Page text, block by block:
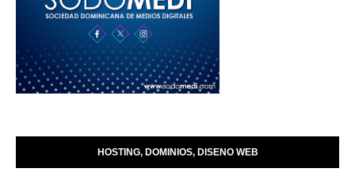
HOSTING, DOMINIOS, DISENO WEB